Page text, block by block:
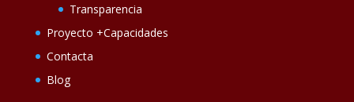
Transparencia
Proyecto +Capacidades
Contacta
Blog